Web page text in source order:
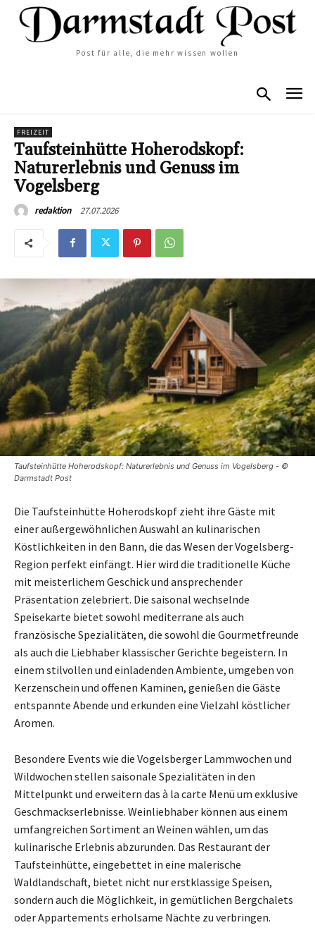
Post für alle, die mehr wissen wollen
FREIZEIT
Taufsteinhütte Hoherodskopf:
Naturerlebnis und Genuss im
Vogelsberg
redaktion 27.07.2026
Taufsteinhütte Hoherodskopf: Naturerlebnis und Genuss im Vogelsberg - ©
Darmstadt Post
Die Taufsteinhütte Hoherodskopf zieht ihre Gäste mit
einer außergewöhnlichen Auswahl an kulinarischen
Köstlichkeiten in den Bann, die das Wesen der Vogelsberg-
Region perfekt einfängt. Hier wird die traditionelle Küche
mit meisterlichem Geschick und ansprechender
Präsentation zelebriert. Die saisonal wechselnde
Speisekarte bietet sowohl mediterrane als auch
französische Spezialitäten, die sowohl die Gourmetfreunde
als auch die Liebhaber klassischer Gerichte begeistern. In
einem stilvollen und einladenden Ambiente, umgeben von
Kerzenschein und offenen Kaminen, genießen die Gäste
entspannte Abende und erkunden eine Vielzahl köstlicher
Aromen.
Besondere Events wie die Vogelsberger Lammwochen und
Wildwochen stellen saisonale Spezialitäten in den
Mittelpunkt und erweitern das à la carte Menü um exklusive
Geschmackserlebnisse. Weinliebhaber können aus einem
umfangreichen Sortiment an Weinen wählen, um das
kulinarische Erlebnis abzurunden. Das Restaurant der
Taufsteinhütte, eingebettet in eine malerische
Waldlandschaft, bietet nicht nur erstklassige Speisen,
sondern auch die Möglichkeit, in gemütlichen Bergchalets
oder Appartements erholsame Nächte zu verbringen.